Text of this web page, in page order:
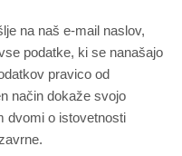
na naš e-mail naslov,
podatke, ki se nanašajo
pravico od
način dokaže svojo
dvomi o istovetnosti